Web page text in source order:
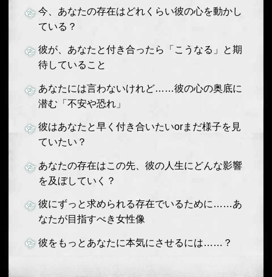
今、あなたの存在はどれくらい彼の心を動かし
ている？
彼が、あなたと付き合ったら「こうなる」と期
待していること
あなたには言わないけれど……彼の心の奥底に
潜む「不安や恐れ」
彼はあなたと早く付き合いたいorまだ様子を見
ていたい？
あなたの存在はこの先、彼の人生にどんな影響
を及ぼしていく？
彼にずっと求められる存在でいるために……あ
なたが目指すべき女性像
彼をもっとあなたに本気にさせるには……？